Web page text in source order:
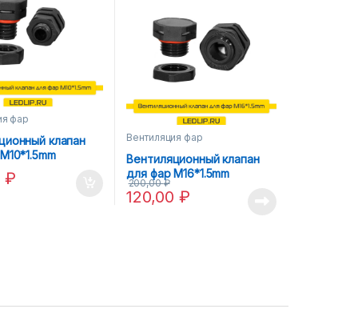
фар
клапан
₽
Вентиляция фар
Вентиляционный клапан
для фар М16*1.5mm
120,00 ₽
200,00₽